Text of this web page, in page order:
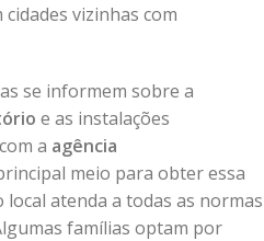
vizinhas com
se informem sobre a
e as instalações
a agência
meio para obter essa
atenda a todas as normas
famílias optam por